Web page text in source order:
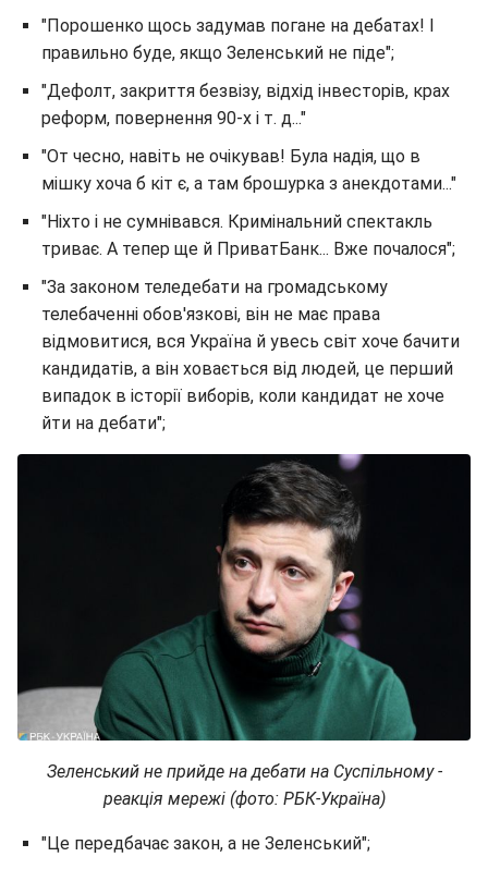
"Порошенко щось задумав погане на дебатах! І
правильно буде, якщо Зеленський не піде";
"Дефолт, закриття безвізу, відхід інвесторів, крах
реформ, повернення 90-х і т. д..."
"От чесно, навіть не очікував! Була надія, що в
мішку хоча б кіт є, а там брошурка з анекдотами..."
"Ніхто і не сумнівався. Кримінальний спектакль
триває. А тепер ще й ПриватБанк... Вже почалося";
"За законом теледебати на громадському
телебаченні обов'язкові, він не має права
відмовитися, вся Україна й увесь світ хоче бачити
кандидатів, а він ховається від людей, це перший
випадок в історії виборів, коли кандидат не хоче
йти на дебати";
Зеленський не прийде на дебати на Суспільному -
реакція мережі (фото: РБК-Україна)
"Це передбачає закон, а не Зеленський";